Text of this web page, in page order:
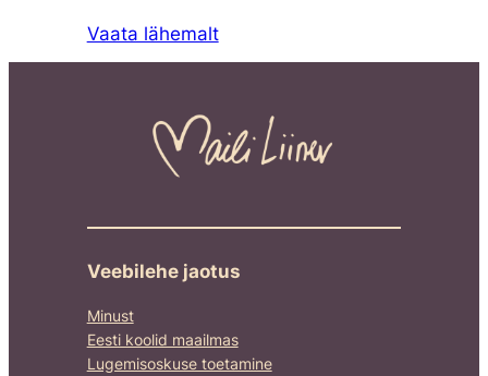
Vaata lähemalt
Veebilehe jaotus
Minust
Eesti koolid maailmas
Lugemisoskuse toetamine